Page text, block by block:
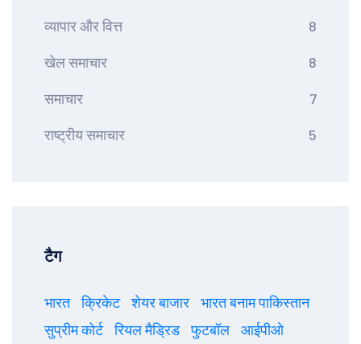
व्यापार और वित्त 8
खेल समाचार 8
समाचार 7
राष्ट्रीय समाचार 5
टैग
भारत क्रिकेट शेयर बाजार
भारत बनाम पाकिस्तान
सुप्रीम कोर्ट
रियल मैड्रिड फुटबॉल
आईपीओ